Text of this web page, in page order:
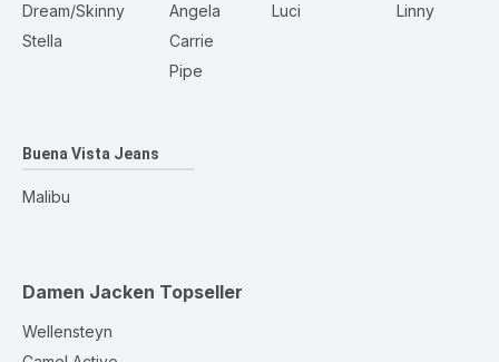
Dream/Skinny
Stella
Angela
Carrie
Pipe
Luci
Linny
Buena Vista Jeans
Malibu
Damen Jacken Topseller
Wellensteyn